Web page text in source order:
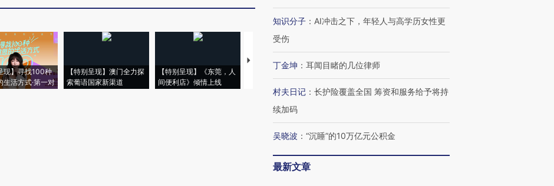
现】寻找100种
生活方式·第一对
【特别呈现】澳门全力探
索葡语国家新渠道
【特别呈现】《东莞，人
间便利店》倾情上线
【推广】走进第四届链博
会，让数智科技“链”接产
【特别呈现】寻找100种
知识分子 ： AI冲击之下，年轻人与高学历女性更
受伤
丁金坤 ： 耳闻目睹的几位律师
村夫日记 ： 长护险覆盖全国 筹资和服务给予将持
续加码
吴晓波 ： “沉睡”的10万亿元公积金
最新文章